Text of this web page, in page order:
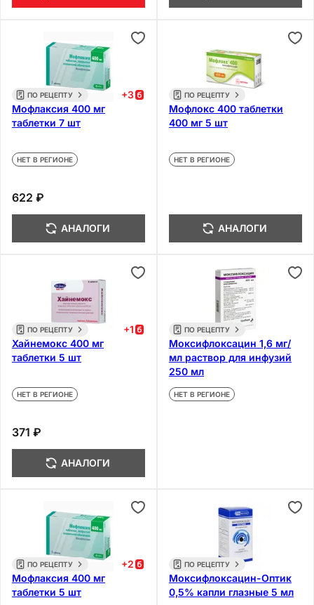
ПО РЕЦЕПТУ +3
Мофлаксия 400 мг
таблетки 7 шт
НЕТ В РЕГИОНЕ
622 ₽
АНАЛОГИ
ПО РЕЦЕПТУ
Мофлокс 400 таблетки
400 мг 5 шт
НЕТ В РЕГИОНЕ
АНАЛОГИ
ПО РЕЦЕПТУ +1
Хайнемокс 400 мг
таблетки 5 шт
НЕТ В РЕГИОНЕ
371 ₽
АНАЛОГИ
ПО РЕЦЕПТУ
Моксифлоксацин 1,6 мг/
мл раствор для инфузий
250 мл
НЕТ В РЕГИОНЕ
ПО РЕЦЕПТУ +2
Мофлаксия 400 мг
таблетки 5 шт
ПО РЕЦЕПТУ
Моксифлоксацин-Оптик
0,5% капли глазные 5 мл